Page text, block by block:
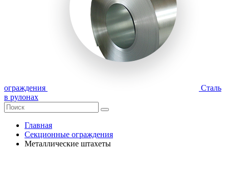
ограждения
Сталь
в рулонах
Главная
Секционные ограждения
Металлические штахеты